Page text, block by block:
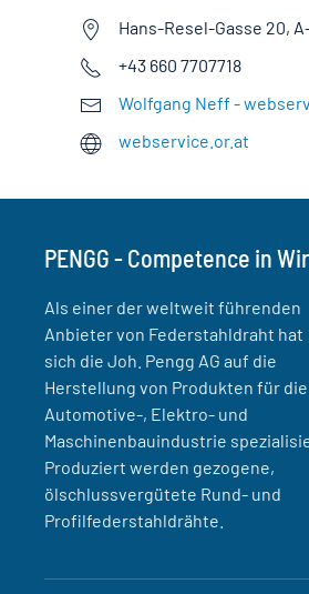
Hans-Resel-Gasse 20,
+43 660 7707718
Wolfgang Neff -
webservice.or.at
PENGG - Competence in
Als einer der weltweit führenden
Anbieter von Federstahldraht hat
sich die Joh. Pengg AG auf die
Herstellung von Produkten für die
Automotive-, Elektro- und
Maschinenbauindustrie
Produziert werden gezogene,
ölschlussvergütete Rund- und
Profilfederstahldrähte.